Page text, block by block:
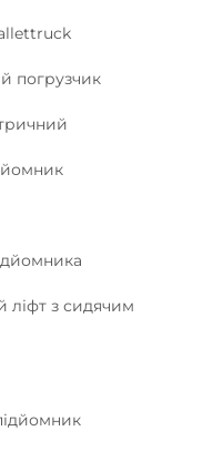
погрузчик
з сидячим